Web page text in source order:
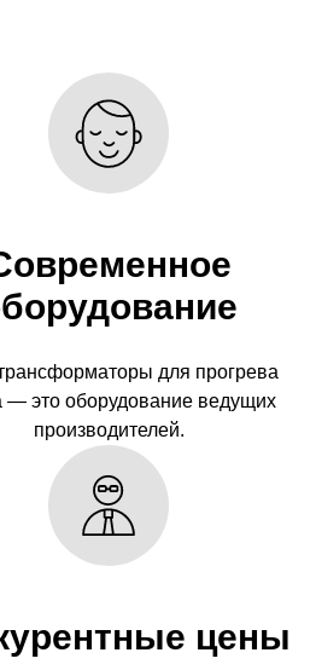
для прогрева
— это оборудование ведущих
производителей.
цены